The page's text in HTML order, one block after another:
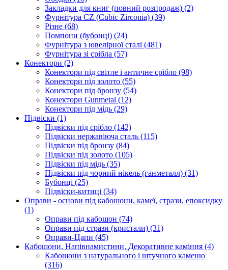
Закладки для книг (повний розпродаж) (2)
Фурнітура CZ (Cubic Zirconia) (39)
Різне (68)
Помпони (бубонці) (24)
Фурнітура з ювелірної сталі (481)
Фурнітура зі срібла (57)
Конектори (2)
Конектори під світле і античне срібло (98)
Конектори під золото (55)
Конектори під бронзу (54)
Конектори Gunmetal (12)
Конектори під мідь (29)
Підвіски (1)
Підвіски під срібло (142)
Підвіски нержавіюча сталь (115)
Підвіски під бронзу (84)
Підвіски під золото (105)
Підвіски під мідь (35)
Підвіски під чорний нікель (ганметалл) (31)
Бубонці (25)
Підвіски-китиці (34)
Оправи - основи під кабошони, камеї, стрази, епоксидку
(1)
Оправи під кабошон (74)
Оправи під стрази (кристали) (31)
Оправи-Цапи (45)
Кабошони, Напівнамистини, Декоративне каміння (4)
Кабошони з натурального і штучного каменю
(316)